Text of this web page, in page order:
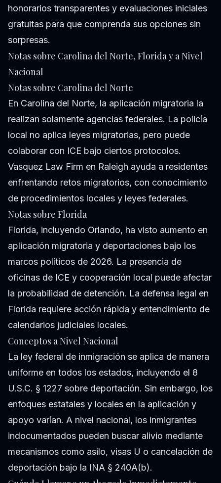
honorarios transparentes y evaluaciones iniciales
gratuitas para que comprenda sus opciones sin
sorpresas.
Notas sobre Carolina del Norte, Florida y a Nivel
Nacional
Notas sobre Carolina del Norte
En Carolina del Norte, la aplicación migratoria la
realizan solamente agencias federales. La policía
local no aplica leyes migratorias, pero puede
colaborar con ICE bajo ciertos protocolos.
Vasquez Law Firm en Raleigh ayuda a residentes
enfrentando retos migratorios, con conocimiento
de procedimientos locales y leyes federales.
Notas sobre Florida
Florida, incluyendo Orlando, ha visto aumento en
aplicación migratoria y deportaciones bajo los
marcos políticos de 2026. La presencia de
oficinas de ICE y cooperación local puede afectar
la probabilidad de detención. La defensa legal en
Florida requiere acción rápida y entendimiento de
calendarios judiciales locales.
Conceptos a Nivel Nacional
La ley federal de inmigración se aplica de manera
uniforme en todos los estados, incluyendo el 8
U.S.C. § 1227 sobre deportación. Sin embargo, los
enfoques estatales y locales en la aplicación y
apoyo varían. A nivel nacional, los inmigrantes
indocumentados pueden buscar alivio mediante
mecanismos como asilo, visas U o cancelación de
deportación bajo la INA § 240A(b).